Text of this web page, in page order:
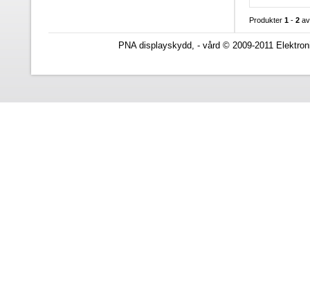
Produkter 1 - 2
PNA displayskydd, - vård © 2009-2011